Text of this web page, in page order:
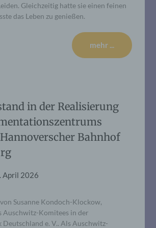
Gleichzeitig hatte sie einen feinen
das Leben zu genießen.
mehr ...
in der Realisierung
Bahnhof
April 2026
Susanne Kondoch-Klockow,
Auschwitz-Komitees in der
e. V.. Als Auschwitz-